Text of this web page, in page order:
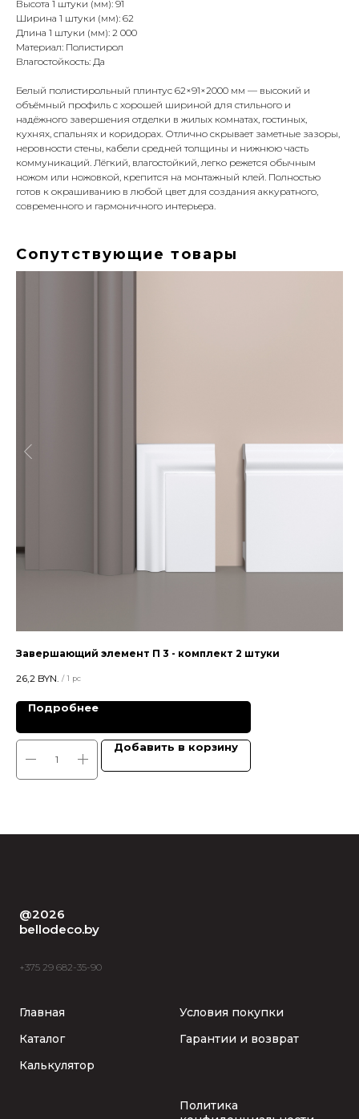
Высота 1 штуки (мм): 91
Ширина 1 штуки (мм): 62
Длина 1 штуки (мм): 2 000
Материал: Полистирол
Влагостойкость: Да
Белый полистирольный плинтус 62×91×2000 мм — высокий и
объёмный профиль с хорошей шириной для стильного и
надёжного завершения отделки в жилых комнатах, гостиных,
кухнях, спальнях и коридорах. Отлично скрывает заметные зазоры,
неровности стены, кабели средней толщины и нижнюю часть
коммуникаций. Лёгкий, влагостойкий, легко режется обычным
ножом или ножовкой, крепится на монтажный клей. Полностью
готов к окрашиванию в любой цвет для создания аккуратного,
современного и гармоничного интерьера.
Сопутствующие товары
Завершающий элемент П 3 - комплект 2 штуки
26,2 BYN. / 1 pc
Подробнее
Добавить в корзину
@2026
bellodeco.by
+375 29 682-35-90
Главная
Каталог
Калькулятор
Условия покупки
Гарантии и возврат
Политика